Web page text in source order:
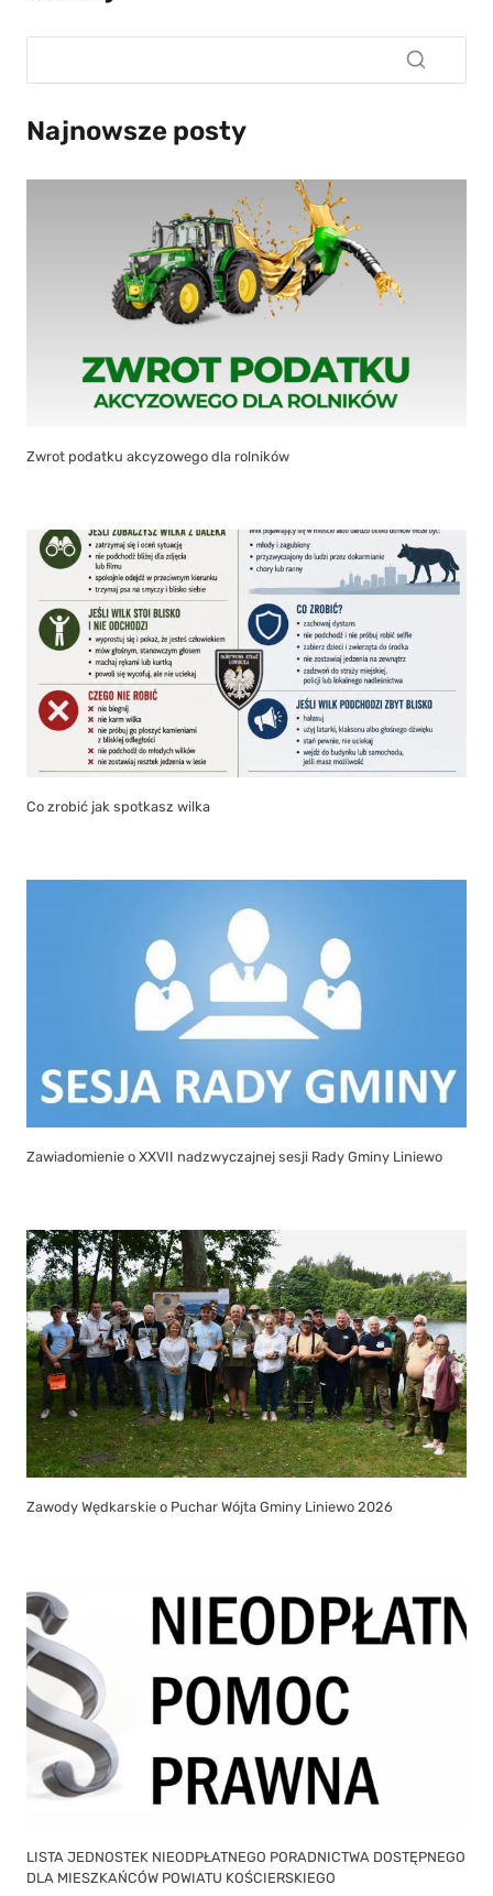
Najnowsze posty
Zwrot podatku akcyzowego dla rolników
Co zrobić jak spotkasz wilka
Zawiadomienie o XXVII nadzwyczajnej sesji Rady Gminy Liniewo
Zawody Wędkarskie o Puchar Wójta Gminy Liniewo 2026
LISTA JEDNOSTEK NIEODPŁATNEGO PORADNICTWA DOSTĘPNEGO
DLA MIESZKAŃCÓW POWIATU KOŚCIERSKIEGO